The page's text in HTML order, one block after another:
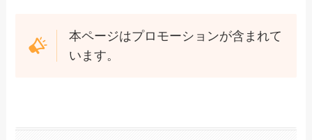
本ページはプロモーションが含まれて
います。